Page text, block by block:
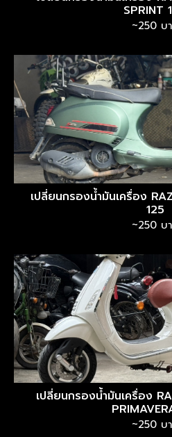
SPRINT
~250 บ
เปลี่ยนกรองน้ำมันเครื่อง
125
~250 บ
เปลี่ยนกรองน้ำมันเครื่อง
~250 บ